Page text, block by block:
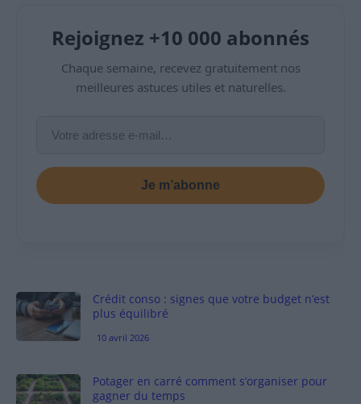
Rejoignez +10 000 abonnés
Chaque semaine, recevez gratuitement nos
meilleures astuces utiles et naturelles.
Je m’abonne
Crédit conso : signes que votre budget n’est
plus équilibré
10 avril 2026
Potager en carré comment s’organiser pour
gagner du temps